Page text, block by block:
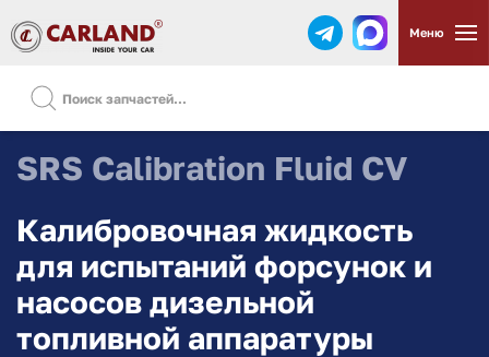
Меню
SRS Calibration Fluid CV
Калибровочная жидкость
для испытаний форсунок и
насосов дизельной
топливной аппаратуры